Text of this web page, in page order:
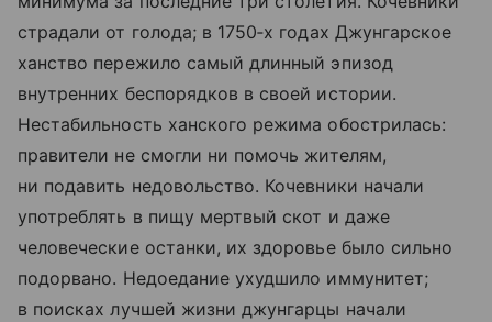
страдали от голода; в 1750‑х годах Джунгарское
ханство пережило самый длинный эпизод
внутренних беспорядков в своей истории.
Нестабильность ханского режима обострилась:
правители не смогли ни помочь жителям,
ни подавить недовольство. Кочевники начали
употреблять в пищу мертвый скот и даже
человеческие останки, их здоровье было сильно
подорвано. Недоедание ухудшило иммунитет;
в поисках лучшей жизни джунгарцы начали